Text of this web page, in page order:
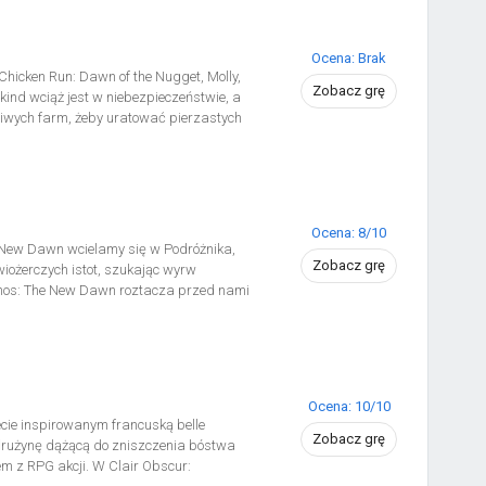
z nowymi mapami i daj się
sercu Mrocznego Eteru.
Run: Dawn of the Nugget, Molly,
wciąż jest w niebezpieczeństwie, a
farm, żeby uratować pierzastych
Ocena: Brak
Zobacz grę
Dawn wcielamy się w Podróżnika,
istot, szukając wyrw
The New Dawn roztacza przed nami
(inspirowanego Nową Hutą).
Ocena: 8/10
Zobacz grę
inspirowanym francuską belle
dążącą do zniszczenia bóstwa
z RPG akcji. W Clair Obscur:
Ocena: 10/10
Zobacz grę